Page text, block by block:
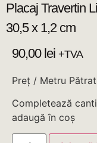
Placaj Travertin
30,5 x 1,2 cm
90,00 lei +TVA
Preț / Metru Pătrat
Completează
adaugă în coș